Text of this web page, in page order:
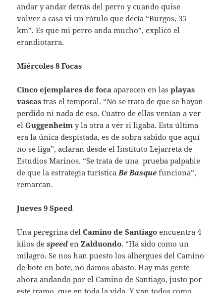
andar y andar detrás del perro y cuando quise
volver a casa vi un rótulo que decía “Burgos, 35
km”. Es que mi perro anda mucho”, explicó el
erandiotarra.
Miércoles 8 Focas
Cinco ejemplares de foca aparecen en lasplayas
vascas tras el temporal. “No se trata de que se hayan
perdido ni nada de eso. Cuatro de ellas venían a ver
elGuggenheimy la otra a ver si ligaba. Esta última
era la única despistada, es de sobra sabido que aquí
no se liga”, aclaran desde el Instituto Lejarreta de
Estudios Marinos. “Se trata de una prueba palpable
de que la estrategia turística Be Basque funciona”,
remarcan.
Jueves 9 Speed
Una peregrina delCamino de Santiago encuentra 4
kilos despeeden Zalduondo. “Ha sido como un
milagro. Se nos han puesto los albergues del Camino
de bote en bote, no damos abasto. Hay más gente
ahora andando por el Camino de Santiago, justo por
este tramo, que en toda la vida. Y van todos como